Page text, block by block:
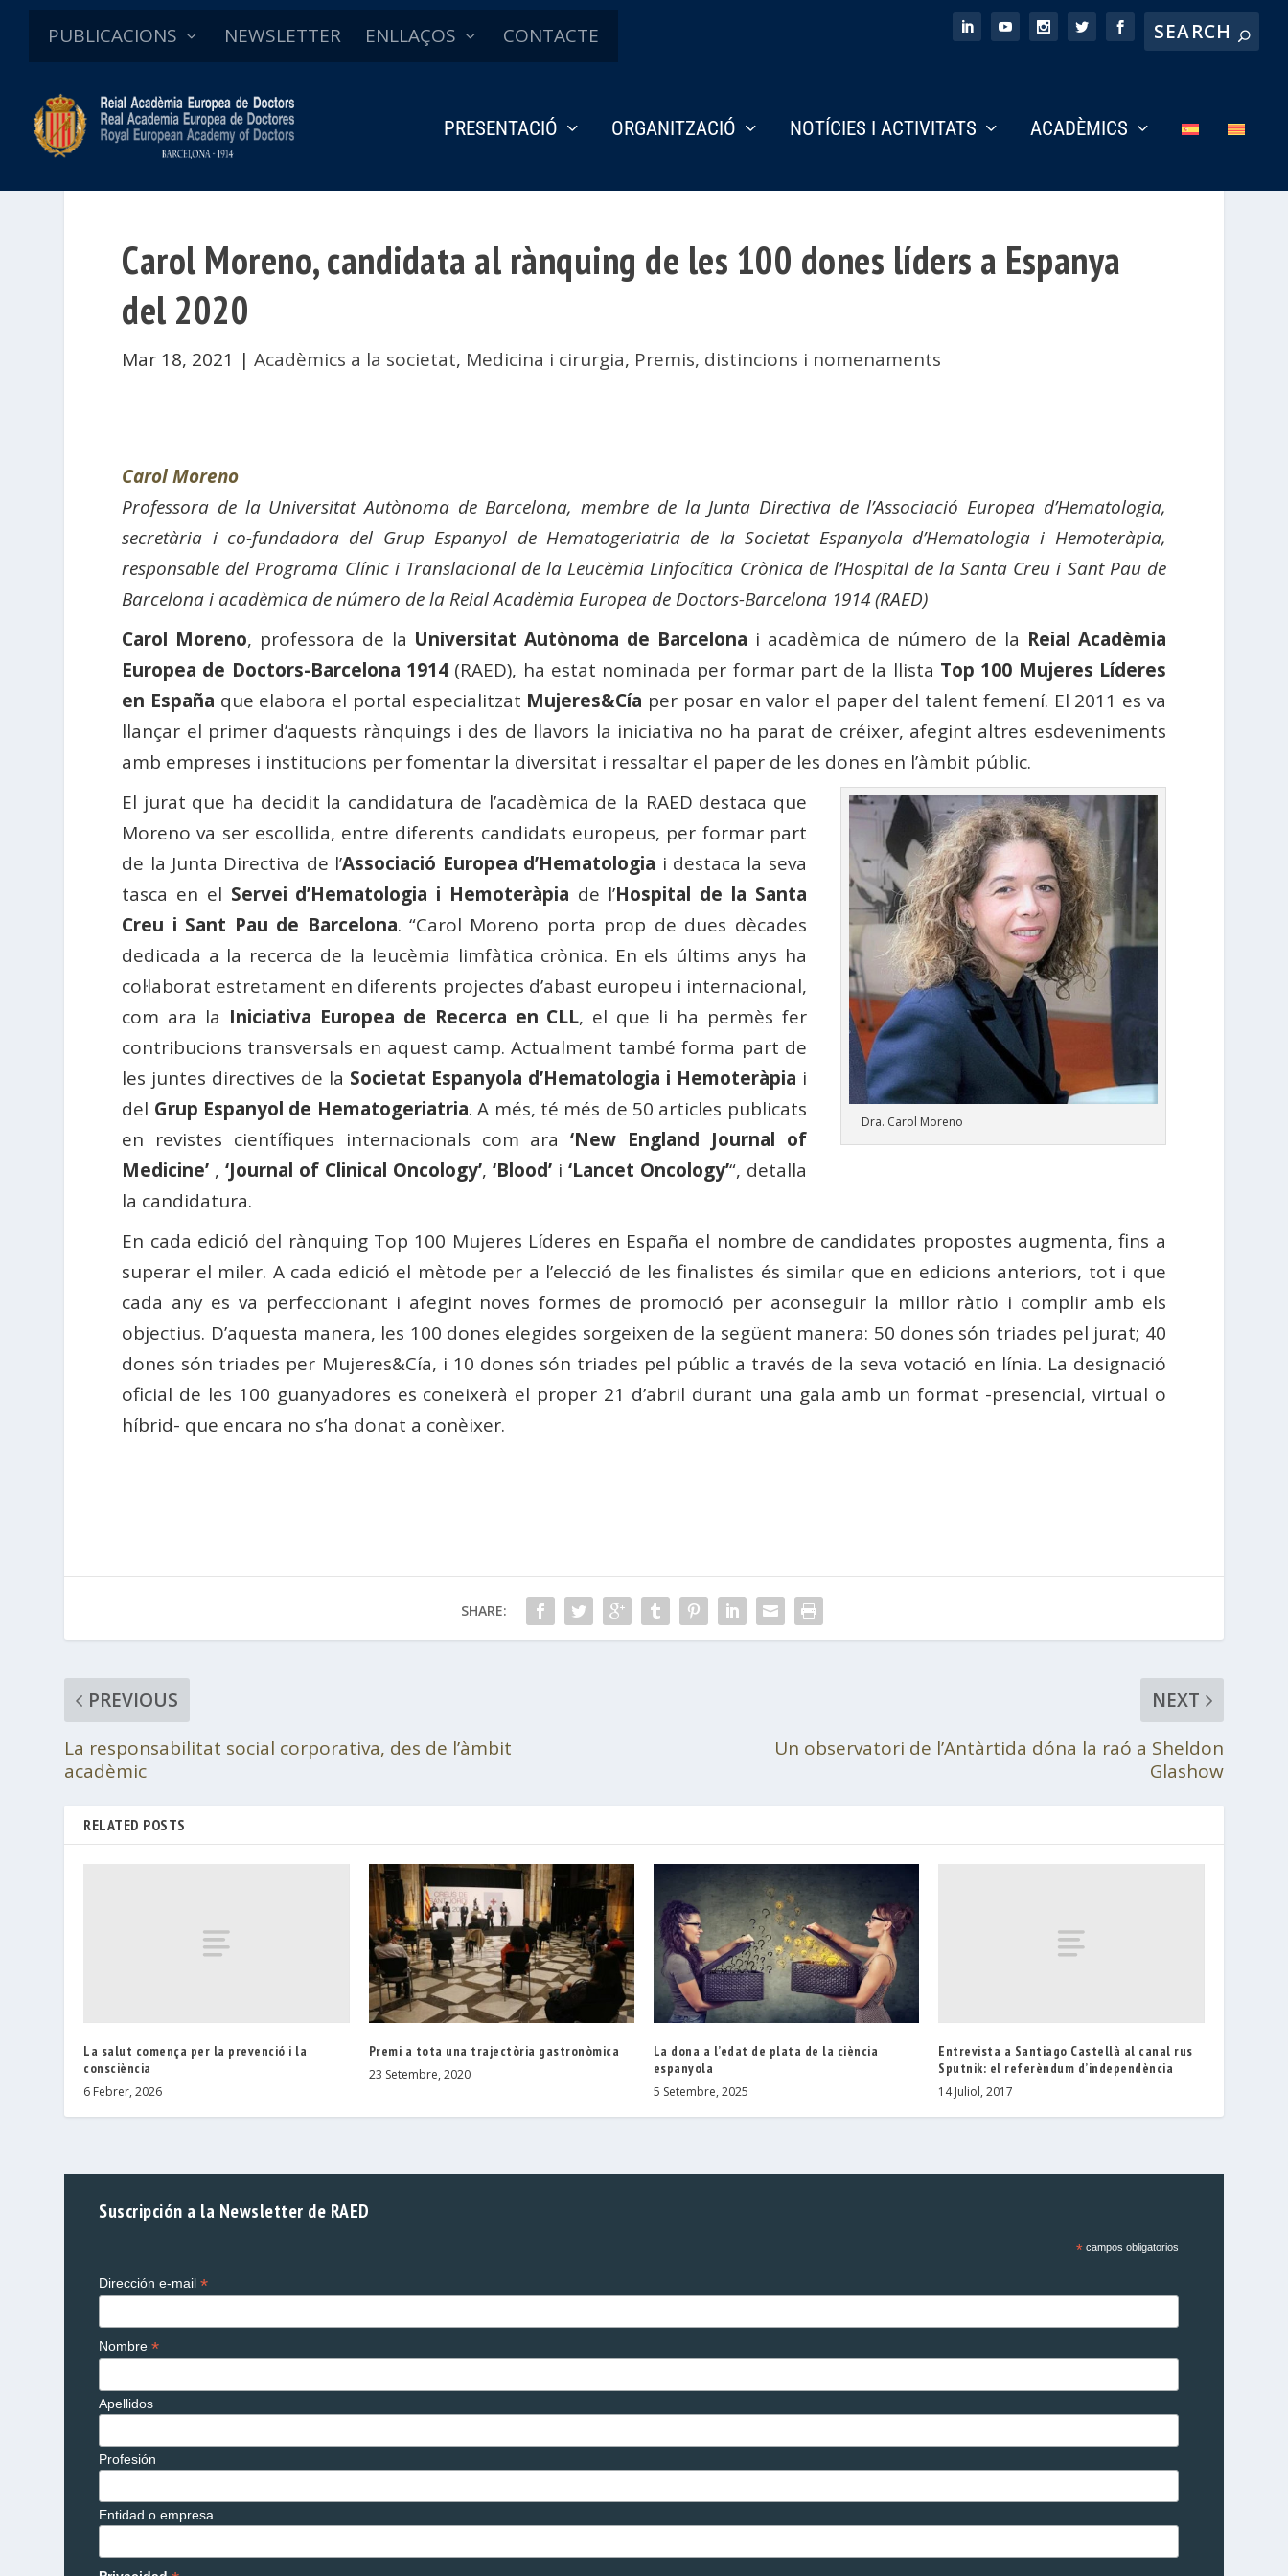
PUBLICACIONS NEWSLETTER ENLLAÇOS CONTACTE
PRESENTACIÓ ORGANITZACIÓ NOTÍCIES I ACTIVITATS ACADÈMICS
Carol Moreno, candidata al rànquing de les 100 dones líders a Espanya
del 2020
Mar 18, 2021 |Acadèmics a la societat, Medicina i cirurgia, Premis, distincions i nomenaments
Carol Moreno
Professora de la Universitat Autònoma de Barcelona, ​​membre de la Junta Directiva de l’Associació Europea d’Hematologia,
secretària i co-fundadora del Grup Espanyol de Hematogeriatria de la Societat Espanyola d’Hematologia i Hemoteràpia,
responsable del Programa Clínic i Translacional de la Leucèmia Linfocítica Crònica de l’Hospital de la Santa Creu i Sant Pau de
Barcelona i acadèmica de número de la Reial Acadèmia Europea de Doctors-Barcelona 1914 (RAED)
Carol Moreno, professora de la Universitat Autònoma de Barcelona i acadèmica de número de la Reial Acadèmia
Europea de Doctors-Barcelona 1914 (RAED), ha estat nominada per formar part de la llista Top 100 Mujeres Líderes
en España que elabora el portal especialitzat Mujeres&Cía per posar en valor el paper del talent femení. El 2011 es va
llançar el primer d’aquests rànquings i des de llavors la iniciativa no ha parat de créixer, afegint altres esdeveniments
amb empreses i institucions per fomentar la diversitat i ressaltar el paper de les dones en l’àmbit públic.
Dra. Carol Moreno
El jurat que ha decidit la candidatura de l’acadèmica de la RAED destaca que
Moreno va ser escollida, entre diferents candidats europeus, per formar part
de la Junta Directiva de l’Associació Europea d’Hematologia i destaca la seva
tasca en el Servei d’Hematologia i Hemoteràpia de l’Hospital de la Santa
Creu i Sant Pau de Barcelona. “Carol Moreno porta prop de dues dècades
dedicada a la recerca de la leucèmia limfàtica crònica. En els últims anys ha
col·laborat estretament en diferents projectes d’abast europeu i internacional,
com ara la Iniciativa Europea de Recerca en CLL, el que li ha permès fer
contribucions transversals en aquest camp. Actualment també forma part de
les juntes directives de la Societat Espanyola d’Hematologia i Hemoteràpia i
del Grup Espanyol de Hematogeriatria. A més, té més de 50 articles publicats
en revistes científiques internacionals com ara‘New England Journal of
Medicine’ , ‘Journal of Clinical Oncology’, ‘Blood’i ‘Lancet Oncology’“, detalla
la candidatura.
En cada edició del rànquing Top 100 Mujeres Líderes en España el nombre de candidates propostes augmenta, fins a
superar el miler. A cada edició el mètode per a l’elecció de les finalistes és similar que en edicions anteriors, tot i que
cada any es va perfeccionant i afegint noves formes de promoció per aconseguir la millor ràtio i complir amb els
objectius. D’aquesta manera, les 100 dones elegides sorgeixen de la següent manera: 50 dones són triades pel jurat; 40
dones són triades per Mujeres&Cía, i 10 dones són triades pel públic a través de la seva votació en línia. La designació
oficial de les 100 guanyadores es coneixerà el proper 21 d’abril durant una gala amb un format -presencial, virtual o
híbrid- que encara no s’ha donat a conèixer.
SHARE:
PREVIOUS
La responsabilitat social corporativa, des de l’àmbit
acadèmic
NEXT
Un observatori de l’Antàrtida dóna la raó a Sheldon
Glashow
RELATED POSTS
La salut comença per la prevenció i la
consciència
6 Febrer, 2026
Premi a tota una trajectòria gastronòmica
23 Setembre, 2020
La dona a l’edat de plata de la ciència
espanyola
5 Setembre, 2025
Entrevista a Santiago Castellà al canal rus
Sputnik: el referèndum d’independència
14 Juliol, 2017
Suscripción a la Newsletter de RAED
*campos obligatorios
Dirección e-mail*
Nombre*
Apellidos
Profesión
Entidad o empresa